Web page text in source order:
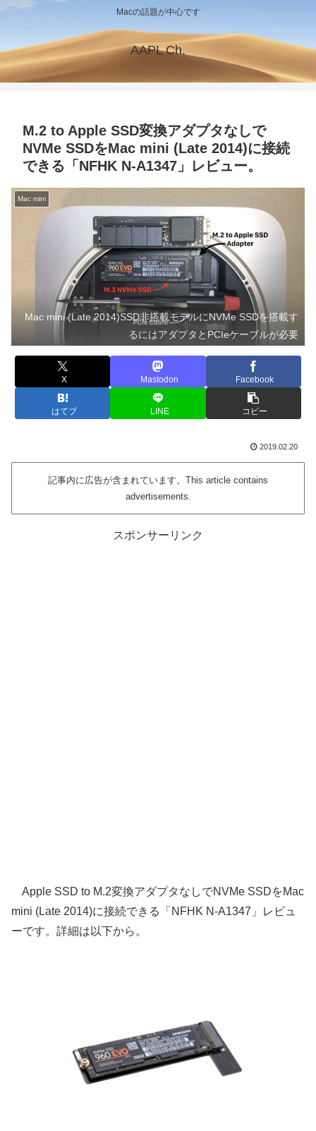
Macの話題が中心です
AAPL Ch.
M.2 to Apple SSD変換アダプタなしで
NVMe SSDをMac mini (Late 2014)に接続
できる「NFHK N-A1347」レビュー。
Mac mini
Mac mini (Late 2014)SSD非搭載モデルにNVMe SSDを搭載す
るにはアダプタとPCIeケーブルが必要
X Mastodon Facebook
はてブ LINE コピー
2019.02.20
記事内に広告が含まれています。This article contains
advertisements.
スポンサーリンク
Apple SSD to M.2変換アダプタなしでNVMe SSDをMac
mini (Late 2014)に接続できる「NFHK N-A1347」レビュ
ーです。詳細は以下から。